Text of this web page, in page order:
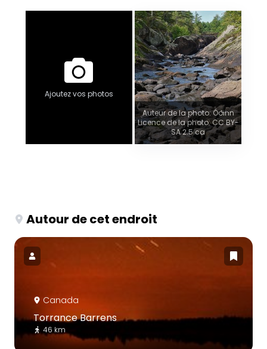
Ajoutez vos photos
Auteur de la photo: Óðinn
Licence de la photo: CC BY-
SA 2.5 ca
Autour de cet endroit
Canada
Torrance Barrens
46 km